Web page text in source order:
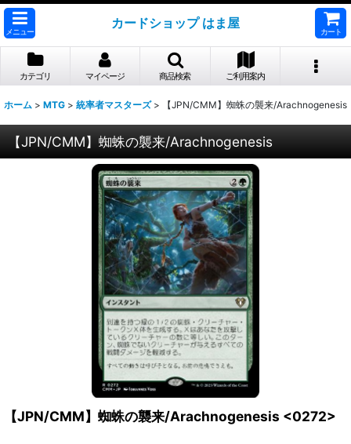
メニュー
カードショップ はま屋
カート
カテゴリ マイページ 商品検索 ご利用案内
ホーム > MTG > 統率者マスターズ > 【JPN/CMM】蜘蛛の襲来/Arachnogenesis
【JPN/CMM】蜘蛛の襲来/Arachnogenesis
【JPN/CMM】蜘蛛の襲来/Arachnogenesis <0272>